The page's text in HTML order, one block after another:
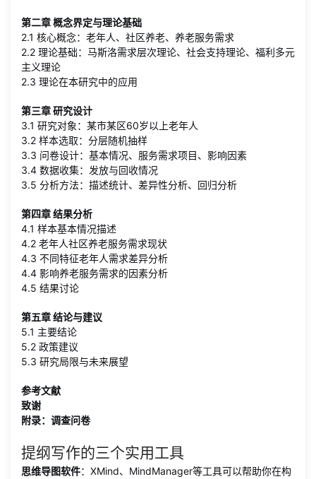
第二章 概念界定与理论基础
2.1 核心概念：老年人、社区养老、养老服务需求
2.2 理论基础：马斯洛需求层次理论、社会支持理论、福利多元
主义理论
2.3 理论在本研究中的应用
第三章 研究设计
3.1 研究对象：某市某区60岁以上老年人
3.2 样本选取：分层随机抽样
3.3 问卷设计：基本情况、服务需求项目、影响因素
3.4 数据收集：发放与回收情况
3.5 分析方法：描述统计、差异性分析、回归分析
第四章 结果分析
4.1 样本基本情况描述
4.2 老年人社区养老服务需求现状
4.3 不同特征老年人需求差异分析
4.4 影响养老服务需求的因素分析
4.5 结果讨论
第五章 结论与建议
5.1 主要结论
5.2 政策建议
5.3 研究局限与未来展望
参考文献
致谢
附录：调查问卷
提纲写作的三个实用工具
思维导图软件：XMind、MindManager等工具可以帮助你在构